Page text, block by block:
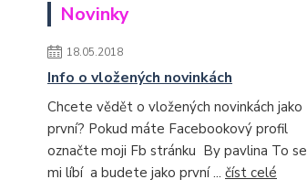
Novinky
18.05.2018
Info o vložených novinkách
Chcete vědět o vložených novinkách jako
první? Pokud máte Facebookový profil
označte moji Fb stránku By pavlina To se
mi líbí a budete jako první ... číst celé